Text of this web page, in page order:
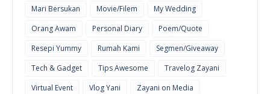
Mari Bersukan
Movie/Filem
My Wedding
Orang Awam
Personal Diary
Poem/Quote
Resepi Yummy
Rumah Kami
Segmen/Giveaway
Tech & Gadget
Tips Awesome
Travelog Zayani
Virtual Event
Vlog Yani Zayani on Media